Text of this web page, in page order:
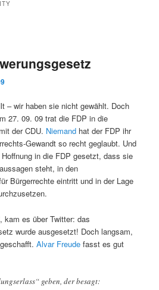
– wir haben sie nicht gewählt. Doch
27. 09. 09 trat die FDP in die
der CDU. Niemand hat der FDP ihr
Gewandt so recht geglaubt. Und
in die FDP gesetzt, dass sie
steht, in den
Bürgerrechte eintritt und in der Lage
kam es über Twitter: das
wurde ausgesetzt! Doch langsam,
Alvar Freude fasst es gut
geben, der besagt: